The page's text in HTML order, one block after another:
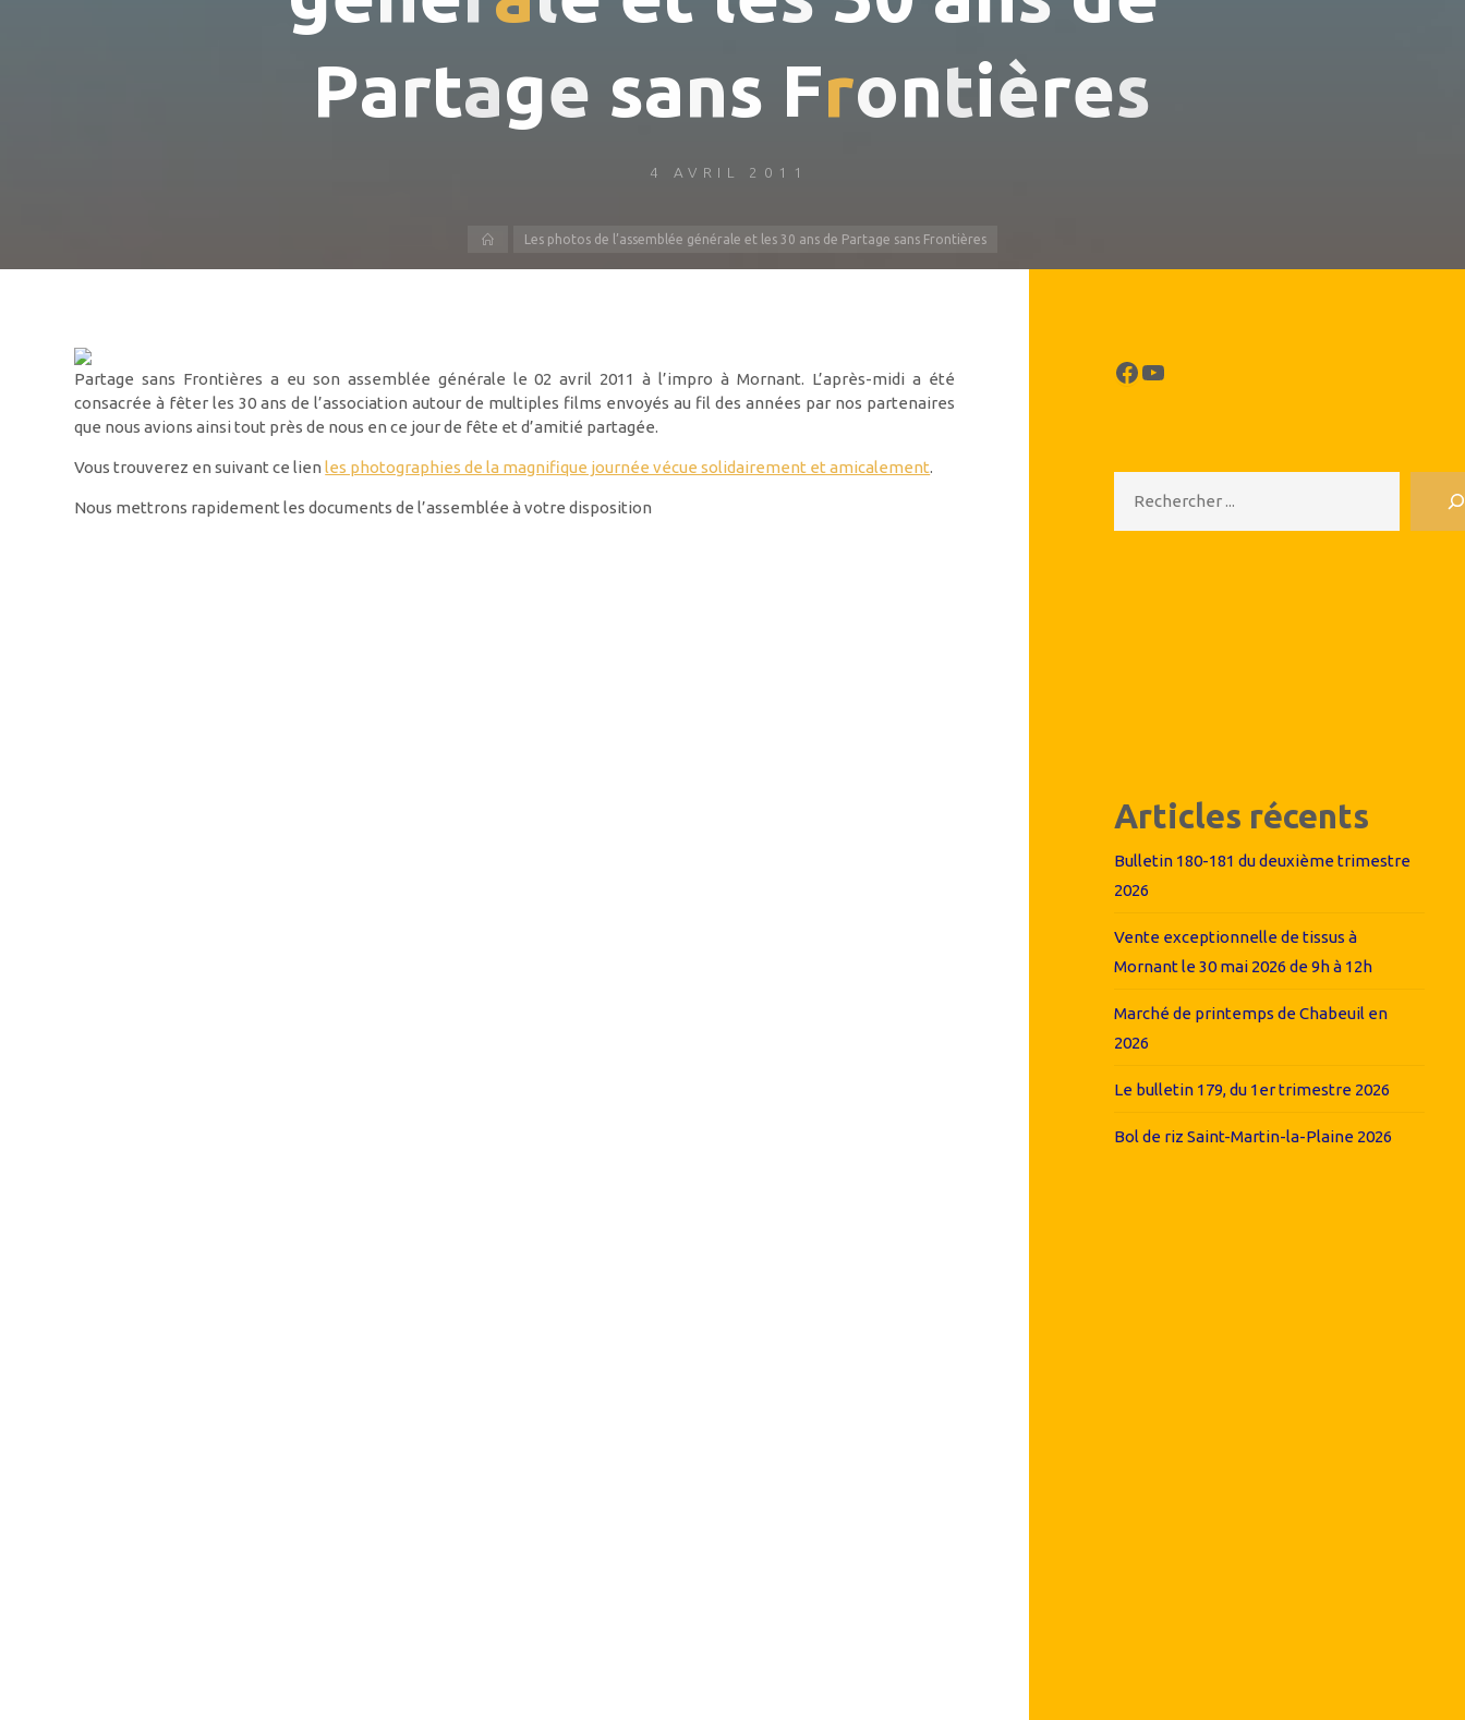
Partage sans Frontières
4 AVRIL 2011
AccueilLes photos de l’assemblée générale et les 30 ans de Partage sans Frontières
Partage sans Frontières a eu son assemblée générale le 02 avril 2011 à l’impro à Mornant. L’après-midi a été
consacrée à fêter les 30 ans de l’association autour de multiples films envoyés au fil des années par nos partenaires
que nous avions ainsi tout près de nous en ce jour de fête et d’amitié partagée.
Vous trouverez en suivant ce lienles photographies de la magnifique journée vécue solidairement et amicalement.
Nous mettrons rapidement les documents de l’assemblée à votre disposition
Facebook
YouTube
Articles récents
Bulletin 180-181 du deuxième trimestre
2026
Vente exceptionnelle de tissus à
Mornant le 30 mai 2026 de 9h à 12h
Marché de printemps de Chabeuil en
2026
Le bulletin 179, du 1er trimestre 2026
Bol de riz Saint-Martin-la-Plaine 2026